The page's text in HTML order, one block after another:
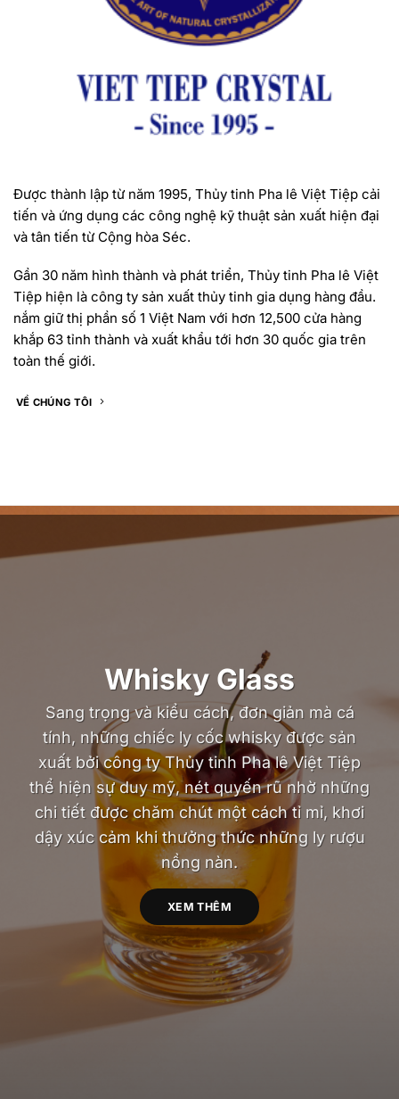
Được thành lập từ năm 1995, Thủy tinh Pha lê Việt Tiệp cải
tiến và ứng dụng các công nghệ kỹ thuật sản xuất hiện đại
và tân tiến từ Cộng hòa Séc.
Gần 30 năm hình thành và phát triển, Thủy tinh Pha lê Việt
Tiệp hiện là công ty sản xuất thủy tinh gia dụng hàng đầu.
nắm giữ thị phần số 1 Việt Nam với hơn 12,500 cửa hàng
khắp 63 tỉnh thành và xuất khẩu tới hơn 30 quốc gia trên
toàn thế giới.
VỀ CHÚNG TÔI
Whisky Glass
Sang trọng và kiểu cách, đơn giản mà cá
tính, những chiếc ly cốc whisky được sản
xuất bởi công ty Thủy tinh Pha lê Việt Tiệp
thể hiện sự duy mỹ, nét quyến rũ nhờ những
chi tiết được chăm chút một cách tỉ mỉ, khơi
dậy xúc cảm khi thưởng thức những ly rượu
nồng nàn.
XEM THÊM